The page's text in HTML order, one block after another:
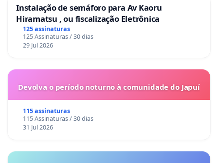
Instalação de semáforo para Av Kaoru
Hiramatsu , ou fiscalização Eletrônica
125 assinaturas
125 Assinaturas / 30 dias
29 Jul 2026
Devolva o período noturno à comunidade do Japuí
115 assinaturas
115 Assinaturas / 30 dias
31 Jul 2026